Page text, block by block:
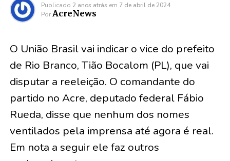
Publicado 2 anos atrás em 7 de abril de 2024
Por AcreNews
O União Brasil vai indicar o vice do prefeito
de Rio Branco, Tião Bocalom (PL), que vai
disputar a reeleição. O comandante do
partido no Acre, deputado federal Fábio
Rueda, disse que nenhum dos nomes
ventilados pela imprensa até agora é real.
Em nota a seguir ele faz outros